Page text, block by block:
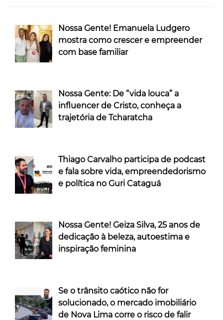
Nossa Gente! Emanuela Ludgero
mostra como crescer e empreender
com base familiar
Nossa Gente: De “vida louca” a
influencer de Cristo, conheça a
trajetória de Tcharatcha
Thiago Carvalho participa de podcast
e fala sobre vida, empreendedorismo
e política no Guri Cataguá
Nossa Gente! Geiza Silva, 25 anos de
dedicação à beleza, autoestima e
inspiração feminina
Se o trânsito caótico não for
solucionado, o mercado imobiliário
de Nova Lima corre o risco de falir